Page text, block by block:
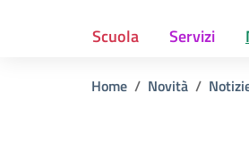
Scuola Servizi
Home Novità